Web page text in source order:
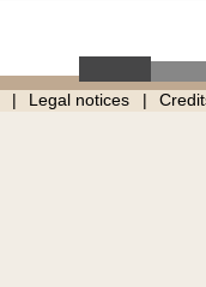
Legal notices